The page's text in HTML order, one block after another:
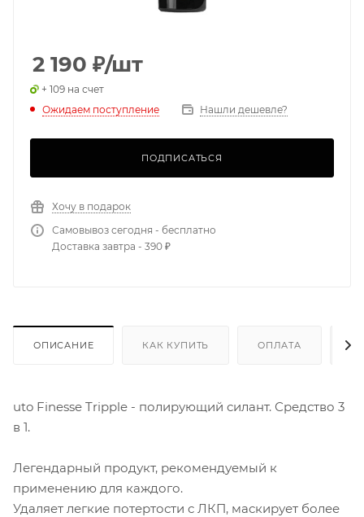
2 190 ₽/шт
+ 109 на счет
Ожидаем поступление
Нашли дешевле?
ПОДПИСАТЬСЯ
Хочу в подарок
Самовывоз сегодня - бесплатно
Доставка завтра - 390 ₽
ОПИСАНИЕ КАК КУПИТЬ ОПЛАТА
uto Finesse Tripple - полирующий силант. Средство 3
в 1.
Легендарный продукт, рекомендуемый к
применению для каждого.
Удаляет легкие потертости с ЛКП, маскирует более